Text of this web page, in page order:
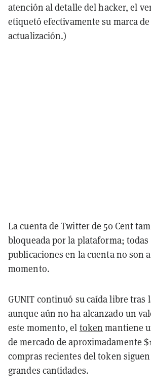
atención al detalle del hacker, el
etiquetó efectivamente su marca
actualización.)
La cuenta de Twitter de 50 Cent
bloqueada por la plataforma; todas
publicaciones en la cuenta no son
momento.
GUNIT continuó su caída libre tras
aunque aún no ha alcanzado un
este momento, el token mantiene
de mercado de aproximadamente
compras recientes del token
grandes cantidades.